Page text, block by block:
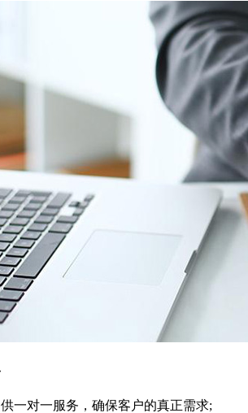
一对一服务，确保客户的真正需求;